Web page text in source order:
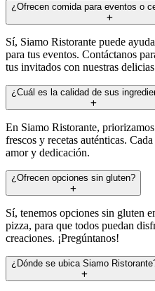
¿Ofrecen comida para eventos o
Sí, Siamo Ristorante puede
para tus eventos. Contáctanos
tus invitados con nuestras
¿Cuál es la calidad de sus
En Siamo Ristorante,
frescos y recetas auténticas.
amor y dedicación.
¿Ofrecen opciones sin gluten?
Sí, tenemos opciones sin gluten
pizza, para que todos puedan
creaciones. ¡Pregúntanos!
¿Dónde se ubica Siamo